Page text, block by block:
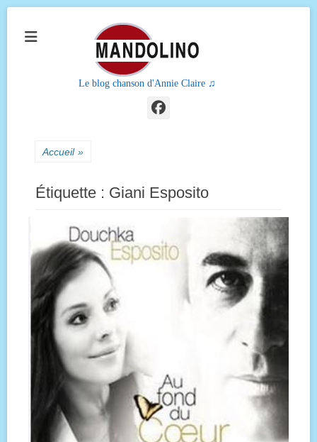
Le blog chanson d'Annie Claire ♫
Facebook
Accueil »
Étiquette : Giani Esposito